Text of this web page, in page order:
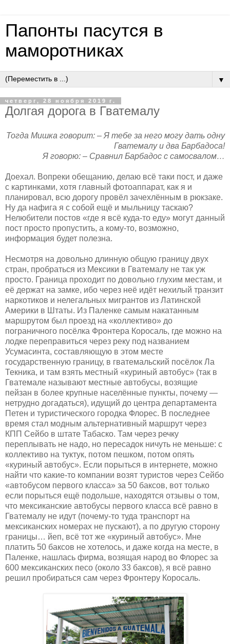
Папонты пасутся в
маморотниках
▼
четверг, 28 ноября 2019 г.
Долгая дорога в Гватемалу
Тогда Мишка говорит: – Я тебе за него могу дать одну
Гватемалу и два Барбадоса!
Я говорю: – Сравнил Барбадос с самосвалом…
Доехал. Вопреки обещанию, делаю всё таки пост, и даже
с картинками, хотя главный фотоаппарат, как я и
планировал, всю дорогу провёл зачехлённым в рюкзаке.
Ну да нафига я с собой ещё и мыльницу таскаю?
Нелюбители постов «где я всё куда-то еду» могут данный
пост просто пропустить, а кому-то, возможно,
информация будет полезна.
Несмотря на довольно длинную общую границу двух
стран, пробраться из Мексики в Гватемалу не так уж
просто. Граница проходит по довольно глухим местам, и
её держат на замке, ибо через неё идёт нехилый транзит
наркотиков и нелегальных мигрантов из Латинской
Америки в Штаты. Из Паленке самым накатанным
маршрутом был проезд на «коллективо» до
пограничного посёлка Фронтера Коросаль, где можно на
лодке переправиться через реку под названием
Усумасинта, составляющую в этом месте
государственную границу, в гватемальский посёлок Ла
Текника, и там взять местный «куриный автобус» (так в
Гватемале называют местные автобусы, возящие
пейзан в более крупные населённые пункты, почему —
нетрудно догадаться), идущий до центра департамента
Петен и туристического городка Флорес. В последнее
время стал модным альтернативный маршрут через
КПП Сейбо в штате Табаско. Там через речку
переплывать не надо, но пересадок ничуть не меньше: с
коллективо на туктук, потом пешком, потом опять
«куриный автобус». Если порыться в интернете, можно
найти что какие-то компании возят туристов через Сейбо
«автобусом первого класса» за 50 баксов, вот только
если порыться ещё подольше, находятся отзывы о том,
что мексиканские автобусы первого класса всё равно в
Гватемалу не идут (почему-то туда транспорт на
мексиканских номерах не пускают), а по другую сторону
границы… йеп, всё тот же «куриный автобус». Мне
платить 50 баксов не хотелось, и даже когда на месте, в
Паленке, нашлась фирма, возящая народ во Флорес за
600 мексиканских песо (около 33 баксов), я всё равно
решил пробираться сам через Фронтеру Коросаль.